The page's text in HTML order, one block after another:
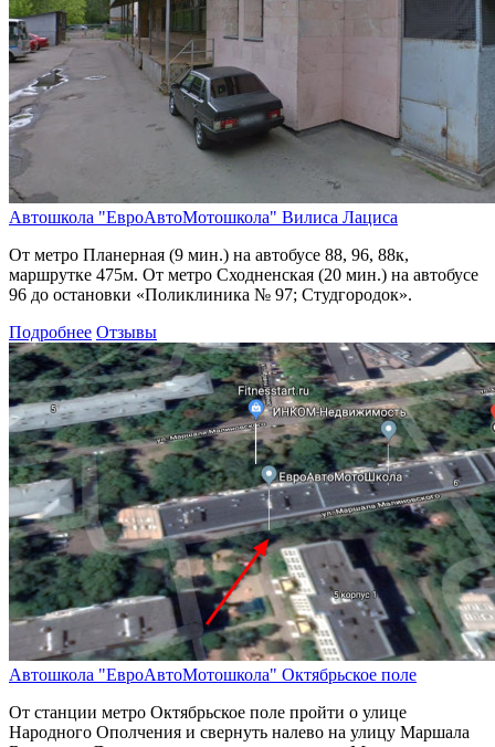
Автошкола "ЕвроАвтоМотошкола" Вилиса Лациса
От метро Планерная (9 мин.) на автобусе 88, 96, 88к,
маршрутке 475м. От метро Сходненская (20 мин.) на автобусе
96 до остановки «Поликлиника № 97; Студгородок».
Подробнее Отзывы
Автошкола "ЕвроАвтоМотошкола" Октябрьское поле
От станции метро Октябрьское поле пройти о улице
Народного Ополчения и свернуть налево на улицу Маршала